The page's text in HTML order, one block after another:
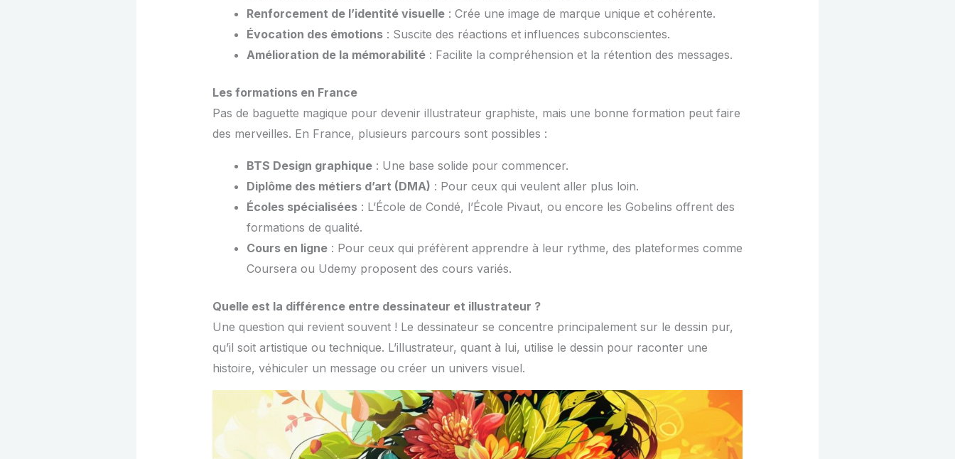
Renforcement de l’identité visuelle: Crée une image de marque unique et cohérente.
Évocation des émotions: Suscite des réactions et influences subconscientes.
Amélioration de la mémorabilité: Facilite la compréhension et la rétention des messages.
Les formations en France
Pas de baguette magique pour devenir illustrateur graphiste, mais une bonne formation peut faire
des merveilles. En France, plusieurs parcours sont possibles :
BTS Design graphique: Une base solide pour commencer.
Diplôme des métiers d’art (DMA) : Pour ceux qui veulent aller plus loin.
Écoles spécialisées: L’École de Condé, l’École Pivaut, ou encore les Gobelins offrent des
formations de qualité.
Cours en ligne: Pour ceux qui préfèrent apprendre à leur rythme, des plateformes comme
Coursera ou Udemy proposent des cours variés.
Quelle est la différence entre dessinateur et illustrateur ?
Une question qui revient souvent ! Le dessinateur se concentre principalement sur le dessin pur,
qu’il soit artistique ou technique. L’illustrateur, quant à lui, utilise le dessin pour raconter une
histoire, véhiculer un message ou créer un univers visuel.